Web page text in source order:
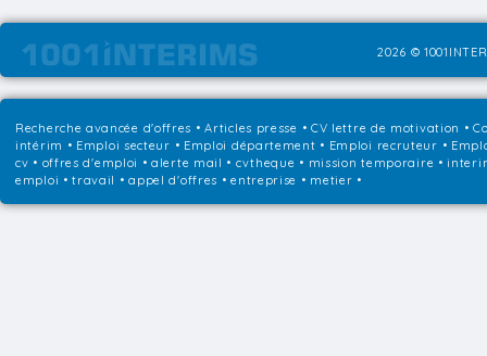
2026 ©
Recherche avancée d'offres •Articles presse • CV lettre de motivation •
intérim • Emploi secteur • Emploi département • Emploi recruteur •
cv • offres d'emploi • alerte mail • cvtheque • mission temporaire •
emploi • travail • appel d'offres • entreprise • metier •